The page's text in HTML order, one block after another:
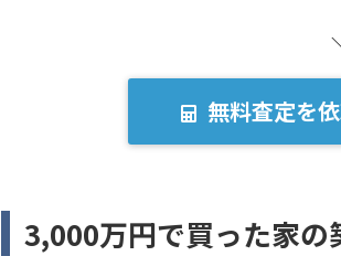
無料査定を
3,000万円で買った家